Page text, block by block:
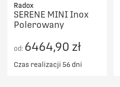
Radox
SERENE MINI Inox
Polerowany
od: 6464,90 zł
Czas realizacji 56 dni